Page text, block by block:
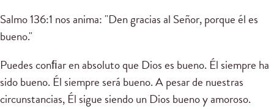
Salmo 136:1 nos anima: "Den gracias al Señor, porque él es
bueno."
Puedes conﬁar en absoluto que Dios es bueno. Él siempre ha
sido bueno. Él siempre será bueno. A pesar de nuestras
circunstancias, Él sigue siendo un Dios bueno y amoroso.